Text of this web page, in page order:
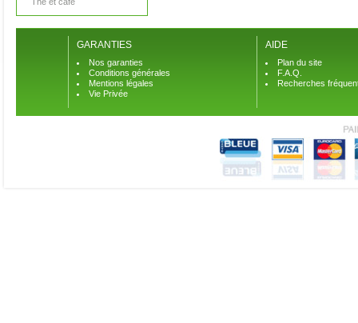
GARANTIES
Nos garanties
Conditions générales
Mentions légales
Vie Privée
AIDE
Plan du site
F.A.Q.
Recherches